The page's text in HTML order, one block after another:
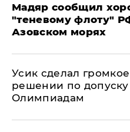
Мадяр сообщил
"теневому флоту"
Азовском морях
Усик сделал
решении по допуску
Олимпиадам